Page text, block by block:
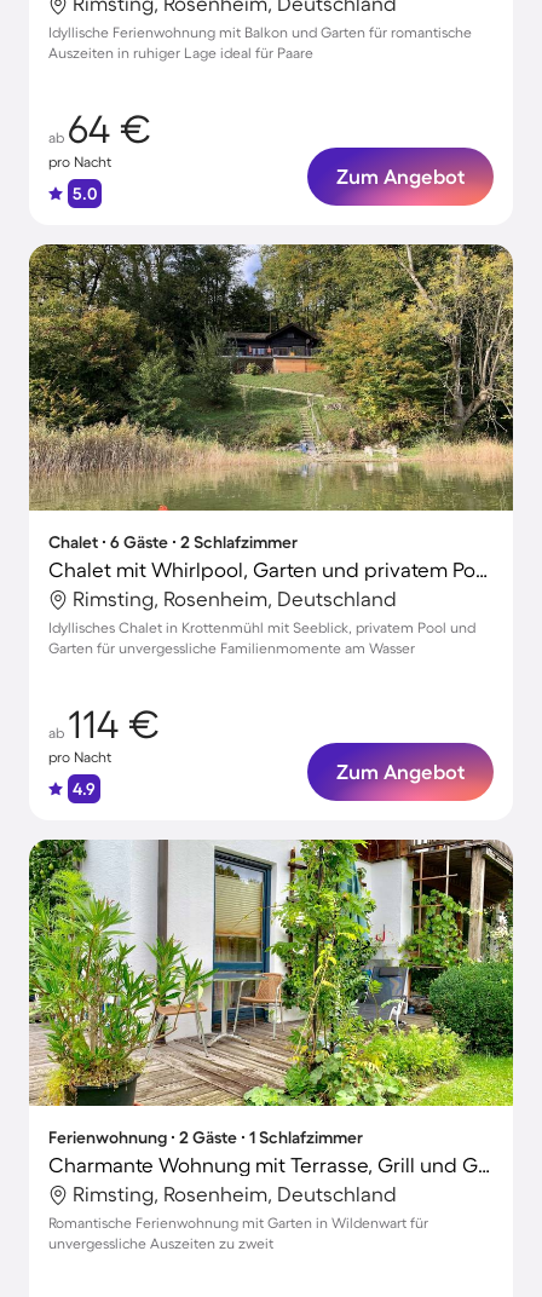
Idyllische Ferienwohnung mit Balkon und Garten für romantische
Auszeiten in ruhiger Lage ideal für Paare
ab 64 €
pro Nacht
5.0
Zum Angebot
Chalet ∙ 6 Gäste ∙ 2 Schlafzimmer
Chalet mit Whirlpool, Garten und privatem Pool | Seeblick | Perfekt für die Arbeit von Zuhause
Rimsting, Rosenheim, Deutschland
Idyllisches Chalet in Krottenmühl mit Seeblick, privatem Pool und
Garten für unvergessliche Familienmomente am Wasser
ab 114 €
pro Nacht
4.9
Zum Angebot
Ferienwohnung ∙ 2 Gäste ∙ 1 Schlafzimmer
Charmante Wohnung mit Terrasse, Grill und Garten
Rimsting, Rosenheim, Deutschland
Romantische Ferienwohnung mit Garten in Wildenwart für
unvergessliche Auszeiten zu zweit